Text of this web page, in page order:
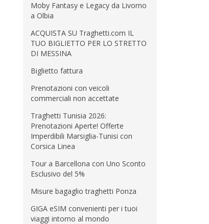
Moby Fantasy e Legacy da Livorno
a Olbia
ACQUISTA SU Traghetti.com IL
TUO BIGLIETTO PER LO STRETTO
DI MESSINA
Biglietto fattura
Prenotazioni con veicoli
commerciali non accettate
Traghetti Tunisia 2026:
Prenotazioni Aperte! Offerte
Imperdibili Marsiglia-Tunisi con
Corsica Linea
Tour a Barcellona con Uno Sconto
Esclusivo del 5%
Misure bagaglio traghetti Ponza
GIGA eSIM convenienti per i tuoi
viaggi intorno al mondo